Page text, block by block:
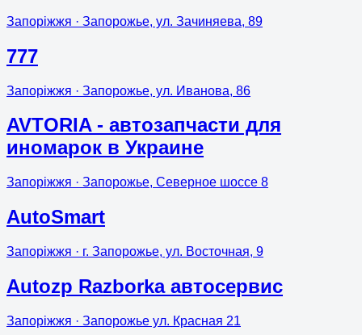
Запоріжжя · Запорожье, ул. Зачиняева, 89
777
Запоріжжя · Запорожье, ул. Иванова, 86
AVTORIA - автозапчасти для
иномарок в Украине
Запоріжжя · Запорожье, Северное шоссе 8
AutoSmart
Запоріжжя · г. Запорожье, ул. Восточная, 9
Autozp Razborka автосервис
Запоріжжя · Запорожье ул. Красная 21